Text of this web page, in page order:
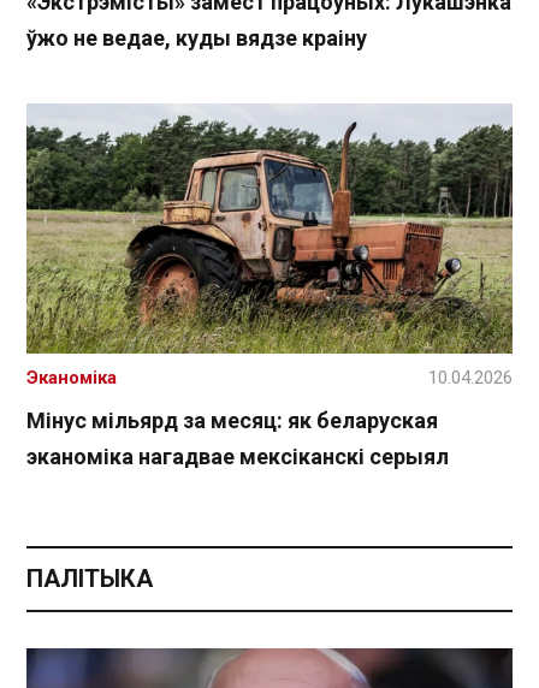
ўжо не ведае, куды вядзе краіну
Мінус мільярд за месяц: як беларуская
эканоміка нагадвае мексіканскі серыял
Эканоміка 10.04.2026
ПАЛІТЫКА